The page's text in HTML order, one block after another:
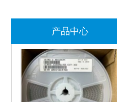
产品中心